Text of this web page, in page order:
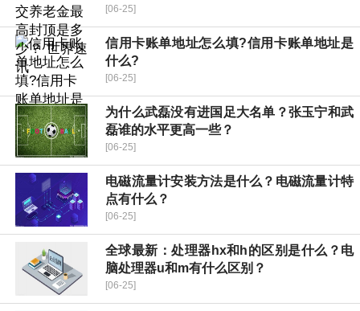
[06-25]
信用卡账单地址怎么填?信用卡账单地址是
什么?
[06-25]
为什么武磊没有进国足大名单？张玉宁和武
磊谁的水平更高一些？
[06-25]
电磁流量计安装方法是什么？电磁流量计特
点有什么？
[06-25]
全球最新：处理器hx和h的区别是什么？电
脑处理器u和m有什么区别？
[06-25]